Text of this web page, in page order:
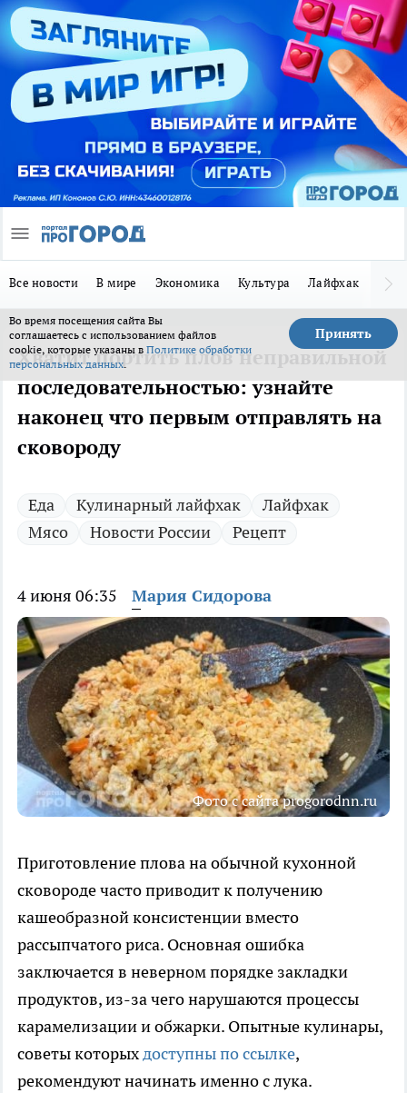
Все новости В мире Экономика Культура Лайфхак
Во время посещения сайта Вы
соглашаетесь с использованием файлов
cookie, которые указаны в Политике обработки
персональных данных.
Принять
Хватит портить плов неправильной
последовательностью: узнайте
наконец что первым отправлять на
сковороду
Еда Кулинарный лайфхак
Лайфхак
Мясо
Новости России Рецепт
4 июня 06:35 Мария Сидорова
Фото с сайта progorodnn.ru
Приготовление плова на обычной кухонной
сковороде часто приводит к получению
кашеобразной консистенции вместо
рассыпчатого риса. Основная ошибка
заключается в неверном порядке закладки
продуктов, из-за чего нарушаются процессы
карамелизации и обжарки. Опытные кулинары,
советы которыхдоступны по ссылке,
рекомендуют начинать именно с лука.